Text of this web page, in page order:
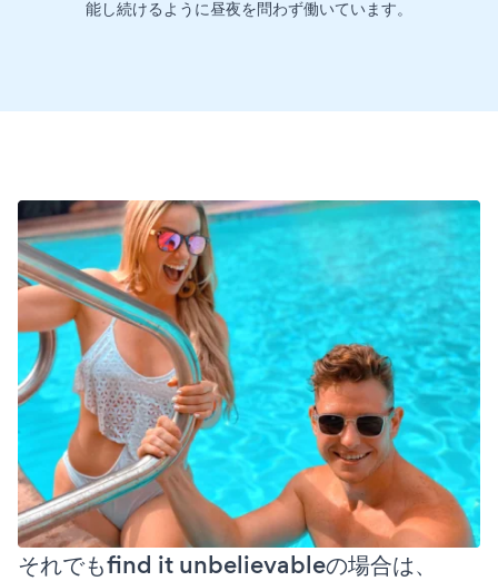
能し続けるように昼夜を問わず働いています。
それでもfind it unbelievableの場合は、